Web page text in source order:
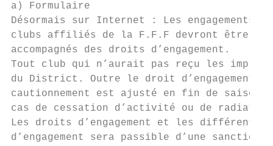
a) Formulaire
Désormais sur Internet : Les
clubs affiliés de la F.F.F devront être
accompagnés des droits d’engagement.
Tout club qui n’aurait pas reçu les
du District. Outre le droit d’engagement,
cautionnement est ajusté en fin de saison
cas de cessation d’activité ou de
Les droits d’engagement et les
d’engagement sera passible d’une